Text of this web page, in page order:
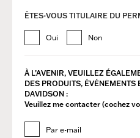
ÊTES-VOUS TITULAIRE DU
Oui Non
À L’AVENIR, VEUILLEZ
DES ​PRODUITS, ÉVÉNEMENTS
DAVIDSON :
Veuillez me contacter (cochez
Par e-mail